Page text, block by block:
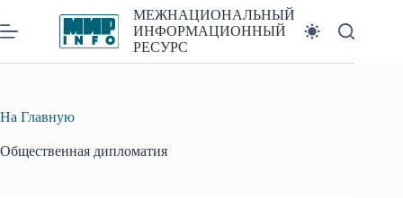
к
сути
МЕЖНАЦИОНАЛЬНЫЙ
ИНФОРМАЦИОННЫЙ
РЕСУРС
На Главную
Общественная дипломатия